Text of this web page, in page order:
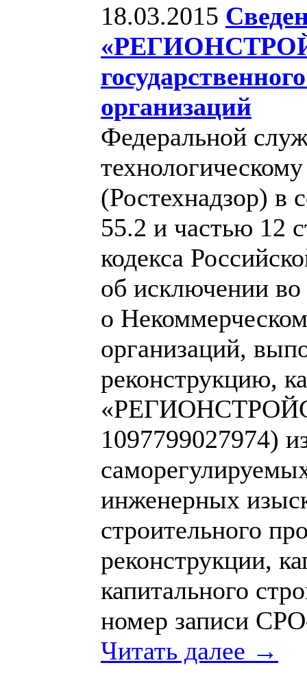
18.03.2015
организаций
Федеральной
(Ростехнадзор) в
55.2 и частью 12
кодекса
об исключении во
о
организаций,
реконструкцию,
1097799027974)
инженерных
строительного
реконструкции,
капитального
номер записи
Читать далее →